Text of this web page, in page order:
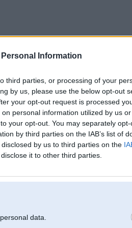
Information
third parties, or processing of your
by us, please use the below opt-out
your opt-out request is processed
personal information utilized by us
your opt-out. You may separately
by third parties on the IAB’s list of
by us to third parties on the
it to other third parties.
data.
Biķerniekos un jau pēc nedēļas pats Minirallijs
@EK rakstīja:
amatieru autosporta pirmo soli, ja patīk grants -
piedalīties, iesaku: